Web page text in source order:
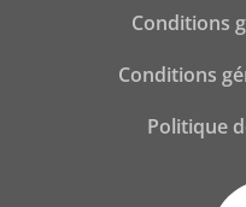
Conditions
Conditions
Politique